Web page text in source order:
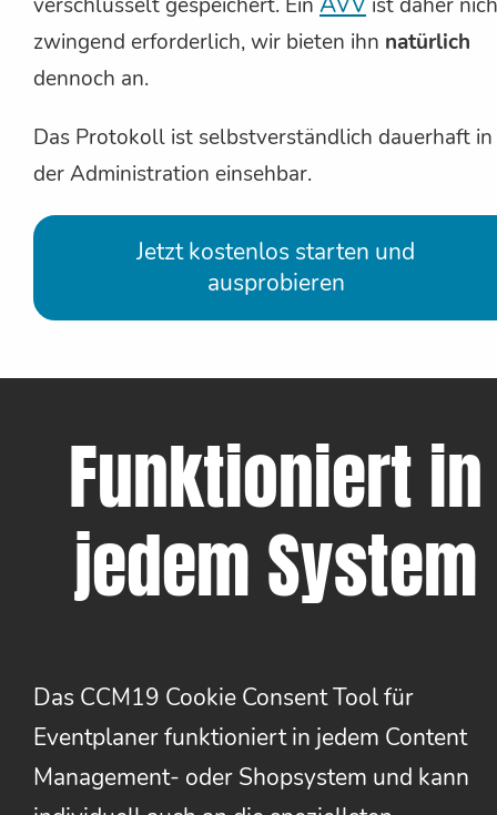
verschlüsselt gespeichert. Ein
ist daher
zwingend erforderlich, wir bieten ihn natürlich
dennoch an.
Das Protokoll ist selbstverständlich dauerhaft in
der Administration einsehbar.
Jetzt kostenlos starten und
ausprobieren
Funktioniert in
jedem System
Das CCM19 Cookie Consent Tool für
Eventplaner funktioniert in jedem Content
Management- oder Shopsystem und kann